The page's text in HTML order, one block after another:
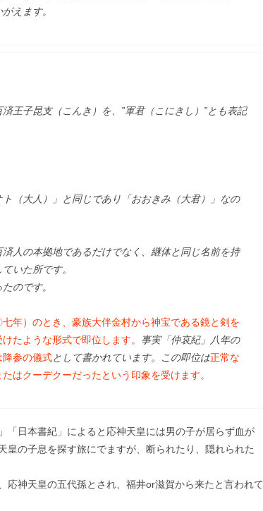
えます。
王子昆支（こんき）を、”軍君（こにきし）”とも表記
（大人）」と同じであり「おおきみ（大君）」なの
人の本拠地であるだけでなく、継体と同じ名前を持
いた所です。
のです。
七年）のとき、豪族大伴金村から神宝である鏡と剣を
たような形式で即位します。 事実「仲哀紀」八年の
降参の儀式として書かれています。この即位は正常な
はクーデクーだったという印象を受けます。
「日本書紀」によると応神天皇には男の子が居らず血が
皇の子息を探す旅にでますが、断られたり、隠れられた
応神天皇の五代孫とされ、福井or滋賀から来たと言われて